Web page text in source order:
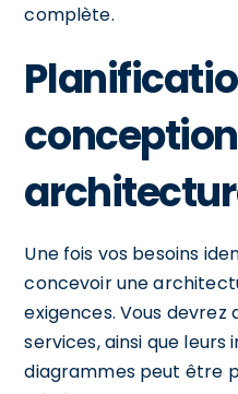
complète.
Une fois vos besoins
concevoir une
exigences. Vous
services, ainsi que
diagrammes peut être